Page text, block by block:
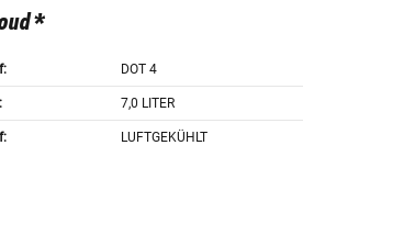
*
DOT 4
7,0 LITER
LUFTGEKÜHLT